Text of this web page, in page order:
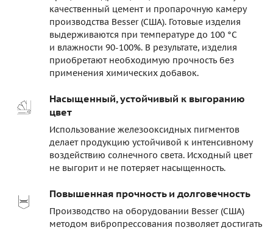
качественный цемент и пропарочную камеру
производства Besser (США). Готовые изделия
выдерживаются при температуре до 100 °C
и влажности 90-100%. В результате, изделия
приобретают необходимую прочность без
применения химических добавок.
Насыщенный, устойчивый к выгоранию
цвет
Использование железооксидных пигментов
делает продукцию устойчивой к интенсивному
воздействию солнечного света. Исходный цвет
не выгорит и не потеряет насыщенность.
Повышенная прочность и долговечность
Производство на оборудовании Besser (США)
методом вибропрессования позволяет достигать